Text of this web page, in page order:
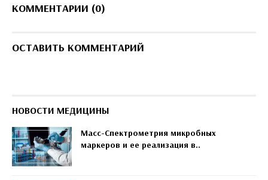
КОММЕНТАРИИ (0)
ОСТАВИТЬ КОММЕНТАРИЙ
НОВОСТИ МЕДИЦИНЫ
Масс-Спектрометрия микробных
маркеров и ее реализация в..